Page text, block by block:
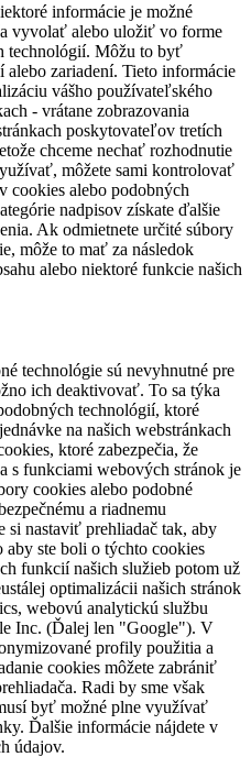
informácie je možné
vyvolať alebo uložiť vo forme
technológií. Môžu to byť
alebo zariadení. Tieto informácie
vášho používateľského
- vrátane zobrazovania
poskytovateľov tretích
chceme nechať rozhodnutie
môžete sami kontrolovať
cookies alebo podobných
nadpisov získate ďalšie
Ak odmietnete určité súbory
môže to mať za následok
alebo niektoré funkcie našich
technológie sú nevyhnutné pre
ich deaktivovať. To sa týka
technológií, ktoré
na našich webstránkach
ktoré zabezpečia, že
s funkciami webových stránok je
cookies alebo podobné
a riadnemu
si nastaviť prehliadač tak, aby
ste boli o týchto cookies
funkcií našich služieb potom už
optimalizácii našich stránok
webovú analytickú službu
Inc. (Ďalej len "Google"). V
profily použitia a
cookies môžete zabrániť
Radi by sme však
byť možné plne využívať
Ďalšie informácie nájdete v
údajov.